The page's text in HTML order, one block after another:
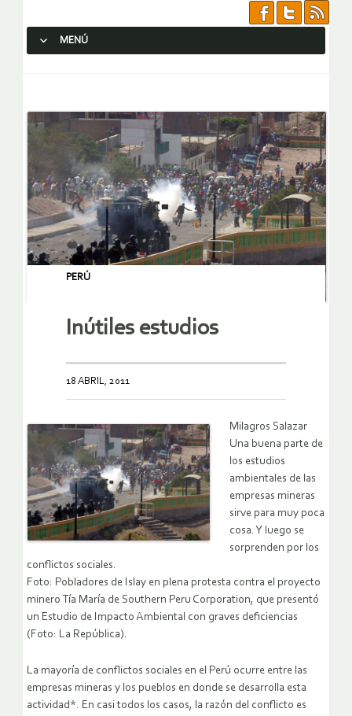
MENÚ
PERÚ
Inútiles estudios
18 ABRIL, 2011
Milagros Salazar
Una buena parte de
los estudios
ambientales de las
empresas mineras
sirve para muy poca
cosa. Y luego se
sorprenden por los
conflictos sociales.
Foto: Pobladores de Islay en plena protesta contra el proyecto
minero Tía María de Southern Peru Corporation, que presentó
un Estudio de Impacto Ambiental con graves deficiencias
(Foto: La República).
La mayoría de conflictos sociales en el Perú ocurre entre las
empresas mineras y los pueblos en donde se desarrolla esta
actividad*. En casi todos los casos, la razón del conflicto es